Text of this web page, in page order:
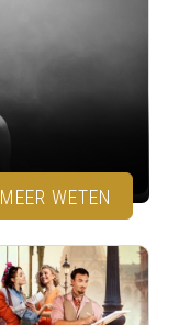
MEER WETEN